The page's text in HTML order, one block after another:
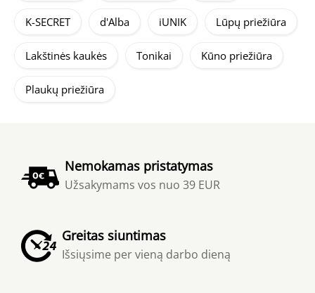
K-SECRET d'Alba iUNIK Lūpų priežiūra
Lakštinės kaukės Tonikai Kūno priežiūra
Plaukų priežiūra
Nemokamas pristatymas
Užsakymams vos nuo 39 EUR
Greitas siuntimas
Išsiųsime per vieną darbo dieną